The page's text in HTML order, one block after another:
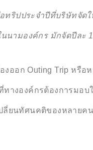
ทริปประจำปีที่บริษัทจั
นามองค์กร มักจัดปีละ
ออก Outing Trip หรือ
างองค์กรต้องการมอ
ลี่ยนทัศนคติของหลาย